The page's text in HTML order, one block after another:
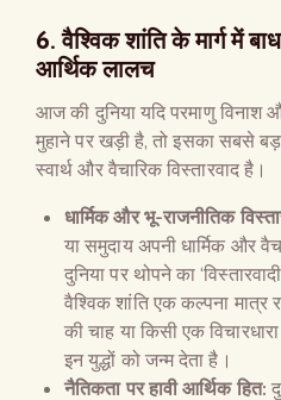
6. वैश्विक शांति के मार्ग में
आर्थिक लालच
आज की दुनिया यदि परमाणु
मुहाने पर खड़ी है, तो इसका सबसे
स्वार्थ और वैचारिक विस्तारवाद है।
धार्मिक और भू-राजनीतिक
या समुदाय अपनी धार्मिक और
दुनिया पर थोपने का
वैश्विक शांति एक कल्पना
की चाह या किसी एक
इन युद्धों को जन्म देता है।
नैतिकता पर हावी आर्थिक हित: